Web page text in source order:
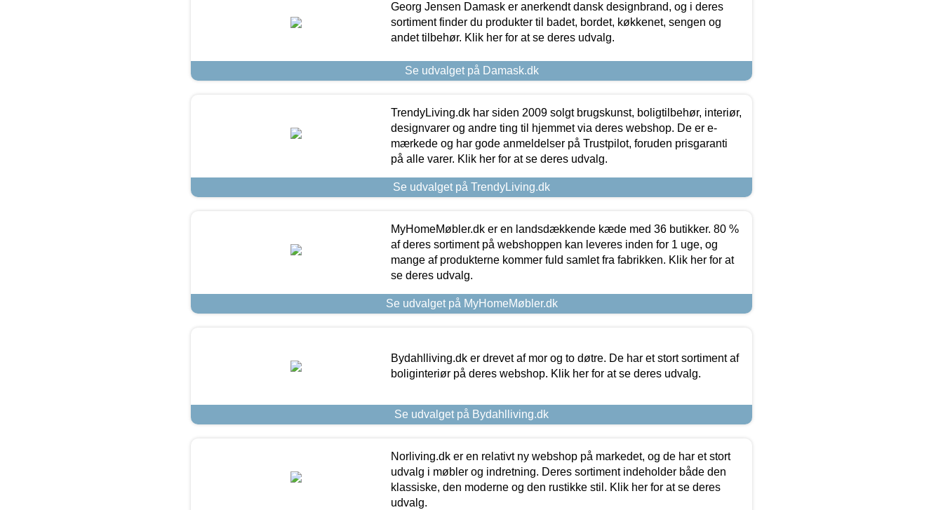
Georg Jensen Damask er anerkendt dansk designbrand, og i deres
sortiment finder du produkter til badet, bordet, køkkenet, sengen og
andet tilbehør. Klik her for at se deres udvalg.
Se udvalget på Damask.dk
TrendyLiving.dk har siden 2009 solgt brugskunst, boligtilbehør, interiør,
designvarer og andre ting til hjemmet via deres webshop. De er e-
mærkede og har gode anmeldelser på Trustpilot, foruden prisgaranti
på alle varer. Klik her for at se deres udvalg.
Se udvalget på TrendyLiving.dk
MyHomeMøbler.dk er en landsdækkende kæde med 36 butikker. 80 %
af deres sortiment på webshoppen kan leveres inden for 1 uge, og
mange af produkterne kommer fuld samlet fra fabrikken. Klik her for at
se deres udvalg.
Se udvalget på MyHomeMøbler.dk
Bydahlliving.dk er drevet af mor og to døtre. De har et stort sortiment af
boliginteriør på deres webshop. Klik her for at se deres udvalg.
Se udvalget på Bydahlliving.dk
Norliving.dk er en relativt ny webshop på markedet, og de har et stort
udvalg i møbler og indretning. Deres sortiment indeholder både den
klassiske, den moderne og den rustikke stil. Klik her for at se deres
udvalg.